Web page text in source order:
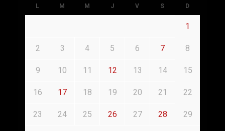
L M M J V S D
1
2 3 4 5 6 7 8
9 10 11 12 13 14 15
16 17 18 19 20 21 22
23 24 25 26 27 28 29